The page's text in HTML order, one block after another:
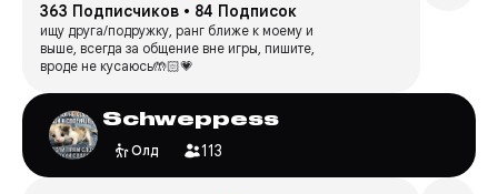
363 Подписчиков • 84 Подписок
ищу друга/подружку, ранг ближе к моему и
выше, всегда за общение вне игры, пишите,
вроде не кусаюсь🤲🏻💗
Schweppess
Олд 113